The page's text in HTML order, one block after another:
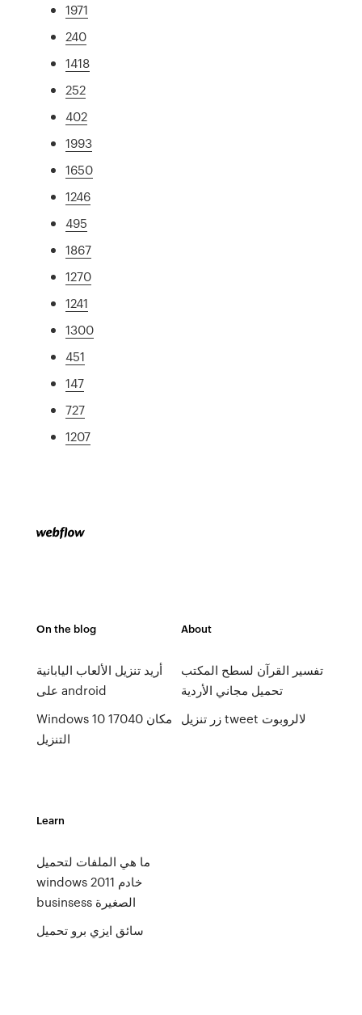
1971
240
1418
252
402
1993
1650
1246
495
1867
1270
1241
1300
451
147
727
1207
On the blog
أريد تنزيل الألعاب اليابانية
على android
Windows 10 17040 مكان
التنزيل
About
تفسير القرآن لسطح المكتب
تحميل مجاني الأردية
زر تنزيل tweet لالروبوت
Learn
ما هي الملفات لتحميل
windows 2011 خادم
businsess الصغيرة
سائق ايزي برو تحميل